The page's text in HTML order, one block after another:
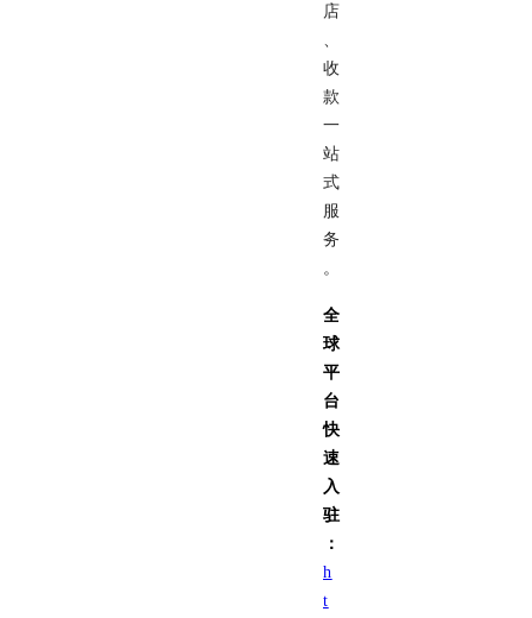
店
收
款
一
站
式
服
务
。
全
球
平
台
快
速
入
驻
：
h
t